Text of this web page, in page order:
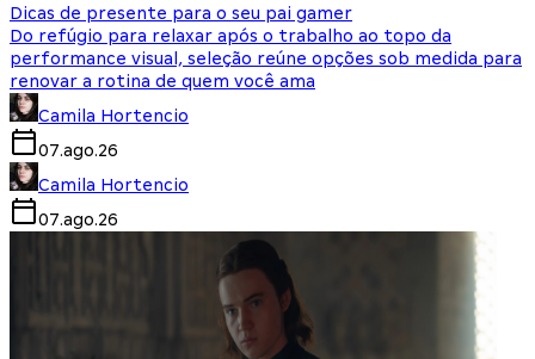
Dicas de presente para o seu pai gamer
Do refúgio para relaxar após o trabalho ao topo da
performance visual, seleção reúne opções sob medida para
renovar a rotina de quem você ama
Camila Hortencio
07.ago.26
Camila Hortencio
07.ago.26